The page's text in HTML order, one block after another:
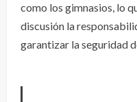
como los gimnasios, lo
discusión la
garantizar la seguridad